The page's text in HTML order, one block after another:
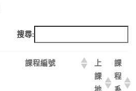
搜尋:
課程編號
上
課
課
程